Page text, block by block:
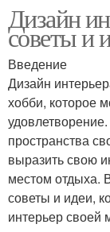
Дизайн
советы и
Введение
Дизайн
хобби, которое
пространства
выразить свою
местом отдыха.
советы и идеи,
интерьер своей